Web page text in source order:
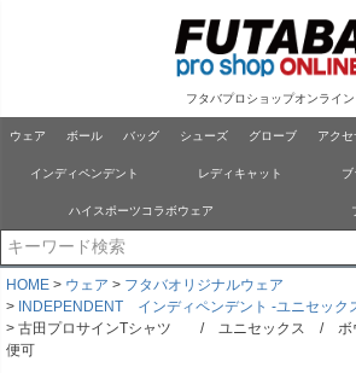
フタバプロショップオンライン
ウェア ボール バッグ シューズ グローブ アクセ
インディペンデント レディキャット
ハイスポーツコラボウェア
HOME ウェア
フタバオリジナルウェア
INDEPENDENT インディペンデント -ユニセック
古田プロサインTシャツ / ユニセックス / ボ
便可